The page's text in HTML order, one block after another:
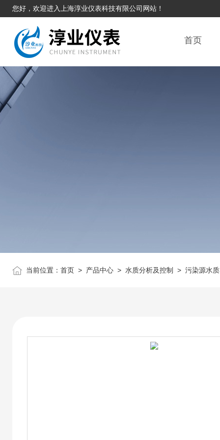
您好，欢迎进入上海淳业仪表科技有限公司网站！
首页
当前位置： 首页 > 产品中心 > 水质分析及控制 > 污染源水